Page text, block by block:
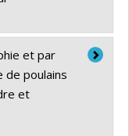
et par
de poulains
et